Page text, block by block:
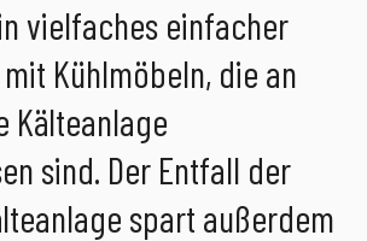
vielfaches einfacher
Kühlmöbeln, die an
Kälteanlage
sind. Der Entfall der
spart außerdem